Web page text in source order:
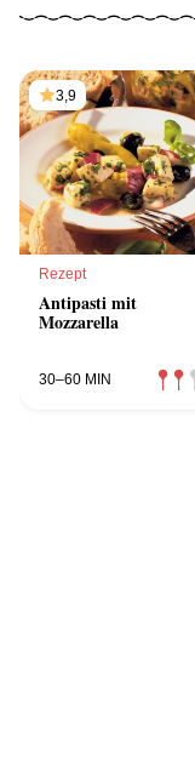
3,9
Rezept
Antipasti mit
Mozzarella
30–60 MIN